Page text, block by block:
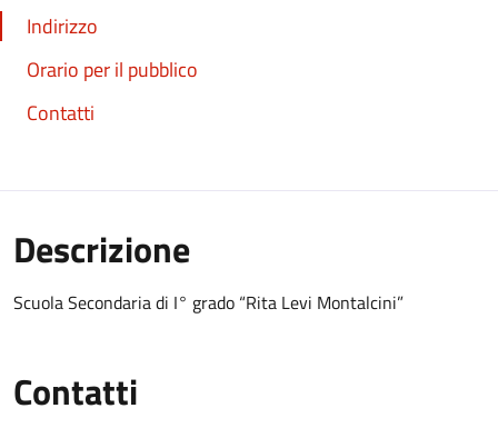
Indirizzo
Orario per il pubblico
Contatti
Descrizione
Scuola Secondaria di I° grado “Rita Levi Montalcini”
Contatti